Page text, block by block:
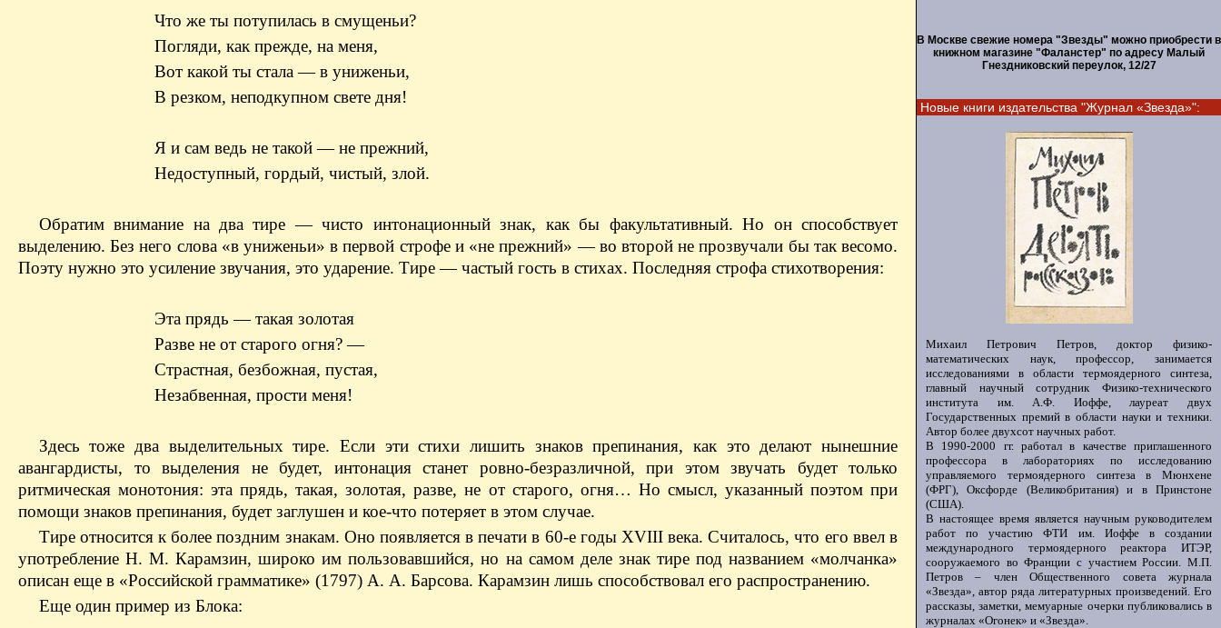
Что же ты потупилась в смущеньи?
Погляди, как прежде, на меня,
Вот какой ты стала — в униженьи,
В резком, неподкупном свете дня!
Я и сам ведь не такой — не прежний,
Недоступный, гордый, чистый, злой.
Обратим внимание на два тире — чисто интонационный знак, как бы факультативный. Но он способствует
выделению. Без него слова «в униженьи» в первой строфе и «не прежний» — во второй не прозвучали бы так весомо.
Поэту нужно это усиление звучания, это ударение. Тире — частый гость в стихах. Последняя строфа стихотворения:
Эта прядь — такая золотая
Разве не от старого огня? —
Страстная, безбожная, пустая,
Незабвенная, прости меня!
Здесь тоже два выделительных тире. Если эти стихи лишить знаков препинания, как это делают нынешние
авангардисты, то выделения не будет, интонация станет ровно-безразличной, при этом звучать будет только
ритмическая монотония: эта прядь, такая, золотая, разве, не от старого, огня… Но смысл, указанный поэтом при
помощи знаков препинания, будет заглушен и кое-что потеряет в этом случае.
Тире относится к более поздним знакам. Оно появляется в печати в 60‑е годы XVIII века. Считалось, что его ввел в
употребление Н. М. Карамзин, широко им пользовавшийся, но на самом деле знак тире под названием «молчанка»
описан еще в «Российской грамматике» (1797) А. А. Барсова. Карамзин лишь способствовал его распространению.
Еще один пример из Блока:
В Москве свежие номера "Звезды" можно приобрести в
книжном магазине "Фаланстер" по адресу Малый
Гнездниковский переулок, 12/27
Новые книги издательства "Журнал «Звезда»":
Михаил Петрович Петров, доктор физико-
математических наук, профессор, занимается
исследованиями в области термоядерного синтеза,
главный научный сотрудник Физико-технического
института им. А.Ф. Иоффе, лауреат двух
Государственных премий в области науки и техники.
Автор более двухсот научных работ.
В 1990-2000 гг. работал в качестве приглашенного
профессора в лабораториях по исследованию
управляемого термоядерного синтеза в Мюнхене
(ФРГ), Оксфорде (Великобритания) и в Принстоне
(США).
В настоящее время является научным руководителем
работ по участию ФТИ им. Иоффе в создании
международного термоядерного реактора ИТЭР,
сооружаемого во Франции с участием России. М.П.
Петров – член Общественного совета журнала
«Звезда», автор ряда литературных произведений. Его
рассказы, заметки, мемуарные очерки публиковались в
журналах «Огонек» и «Звезда».